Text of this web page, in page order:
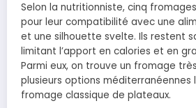
Selon la nutritionniste, cinq
pour leur compatibilité avec une
et une silhouette svelte. Ils restent
limitant l’apport en calories et en
Parmi eux, on trouve un fromage
plusieurs options méditerranéennes
fromage classique de plateaux.